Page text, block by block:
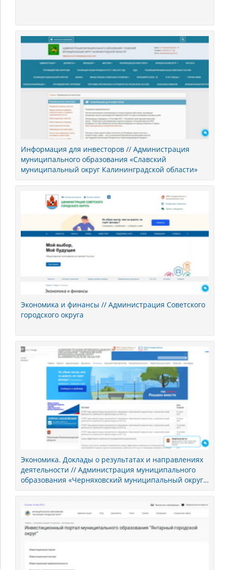
Информация для инвесторов // Администрация
муниципального образования «Славский
муниципальный округ Калининградской области»
Экономика и финансы // Администрация Советского
городского округа
Экономика. Доклады о результатах и направлениях
деятельности // Администрация муниципального
образования «Черняховский муниципальный округ
Калининградской области»